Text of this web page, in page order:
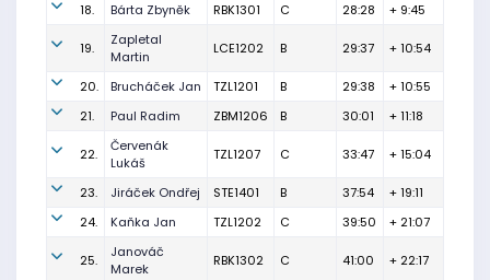
18. Bárta Zbyněk RBK1301 C 28:28 + 9:45
19.
Zapletal
Martin
LCE1202 B 29:37 + 10:54
20. Brucháček Jan TZL1201 B 29:38
+ 10:55
21.
Paul Radim ZBM1206 B 30:01 + 11:18
22.
Červenák
Lukáš
TZL1207 C 33:47 + 15:04
23. Jiráček Ondřej STE1401 B 37:54
+ 19:11
24.
Kaňka Jan TZL1202 C 39:50 + 21:07
25.
Janováč
Marek
RBK1302 C 41:00 + 22:17